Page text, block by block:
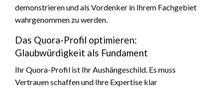
demonstrieren und als Vordenker in Ihrem Fachgebiet
wahrgenommen zu werden.
Das Quora-Profil optimieren:
Glaubwürdigkeit als Fundament
Ihr Quora-Profil ist Ihr Aushängeschild. Es muss
Vertrauen schaffen und Ihre Expertise klar